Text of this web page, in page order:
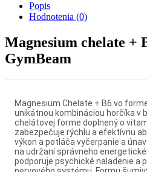
Popis
Hodnotenia (0)
Magnesium chelate +
GymBeam
Magnesium Chelate + B6 vo
unikátnou kombináciou horčíka v
chelátovej forme doplnený o
zabezpečuje rýchlu a efektívnu
výkon a potláča vyčerpanie a
na udržaní správneho
podporuje psychické naladenie a